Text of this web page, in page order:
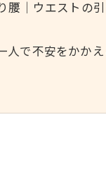
腰｜ウエストの
で不安をかか